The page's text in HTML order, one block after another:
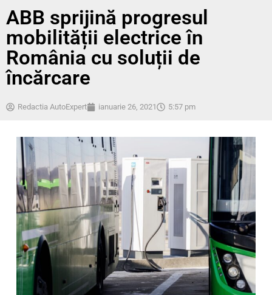
ABB sprijină progresul
mobilității electrice în
România cu soluții de
încărcare
Redactia AutoExpert ianuarie 26, 2021 5:57 pm